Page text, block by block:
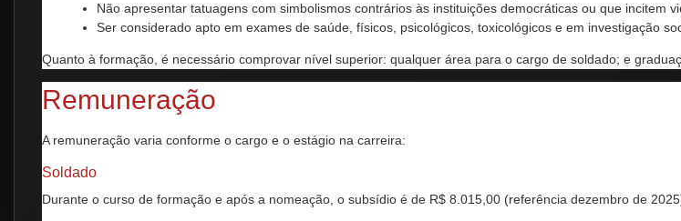
Não apresentar tatuagens com simbolismos contrários às instituições democráticas ou que incitem
Ser considerado apto em exames de saúde, físicos, psicológicos, toxicológicos e em investigação
Quanto à formação, é necessário comprovar nível superior: qualquer área para o cargo de soldado; e
Remuneração
A remuneração varia conforme o cargo e o estágio na carreira:
Soldado
Durante o curso de formação e após a nomeação, o subsídio é de R$ 8.015,00 (referência dezembro de